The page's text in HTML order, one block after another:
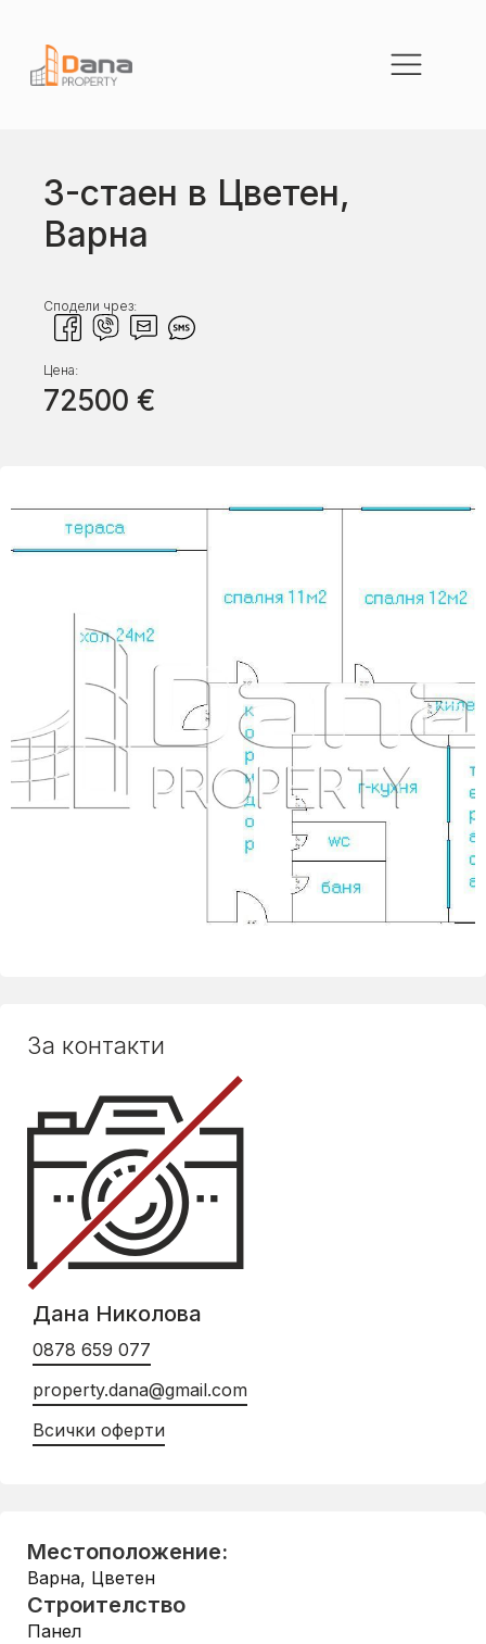
3-стаен в Цветен,
Варна
Сподели чрез:
Цена:
72500 €
За контакти
Дана Николова
0878 659 077
property.dana@gmail.com
Всички оферти
Местоположение:
Варна, Цветен
Строителство
Панел